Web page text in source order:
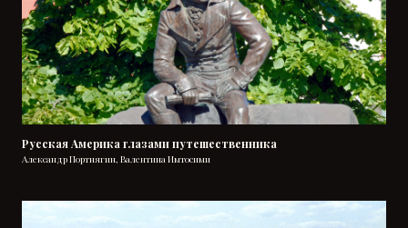
Русская Америка глазами путешественника
Александр Портнягин, Валентина Имтосими